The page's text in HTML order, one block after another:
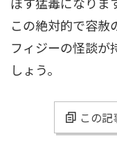
この絶対的で容赦
フィジーの怪談が
しょう。
この